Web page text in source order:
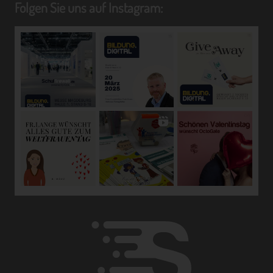
Folgen Sie uns auf Instagram:
die Anpassung oder Veränderung, das Auslesen, das
Abfragen, die Verwendung, die Offenlegung durch
Übermittlung, Verbreitung oder eine andere Form der
Bereitstellung, den Abgleich oder die Verknüpfung, die
Einschränkung, das Löschen oder die Vernichtung.
d) Einschränkung der Verarbeitung
Einschränkung der Verarbeitung ist die Markierung
gespeicherter personenbezogener Daten mit dem Ziel,
ihre künftige Verarbeitung einzuschränken.
e) Profiling
Profiling ist jede Art der automatisierten Verarbeitung
personenbezogener Daten, die darin besteht, dass diese